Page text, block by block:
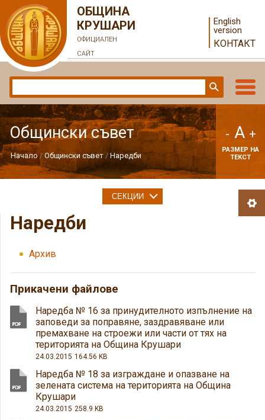
ОБЩИНА
КРУШАРИ
ОФИЦИАЛЕН
САЙТ
English
version
КОНТАКТ
Общински съвет
Начало Общински съвет Наредби
- A +
РАЗМЕР НА
ТЕКСТ
Наредби
Архив
Прикачени файлове
Наредба № 16 за принудителното изпълнение на
заповеди за поправяне, заздравяване или
премахване на строежи или части от тях на
територията на Община Крушари
24.03.2015 164.56 KB
Наредба № 18 за изграждане и опазване на
зелената система на територията на Община
Крушари
24.03.2015 258.9 KB
СЕКЦИИ